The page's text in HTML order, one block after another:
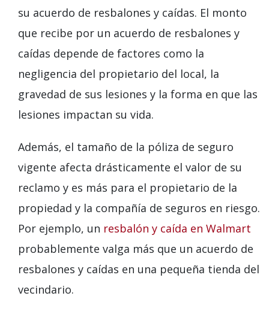
su acuerdo de resbalones y caídas. El monto
que recibe por un acuerdo de resbalones y
caídas depende de factores como la
negligencia del propietario del local, la
gravedad de sus lesiones y la forma en que las
lesiones impactan su vida.
Además, el tamaño de la póliza de seguro
vigente afecta drásticamente el valor de su
reclamo y es más para el propietario de la
propiedad y la compañía de seguros en riesgo.
Por ejemplo, un resbalón y caída en Walmart
probablemente valga más que un acuerdo de
resbalones y caídas en una pequeña tienda del
vecindario.